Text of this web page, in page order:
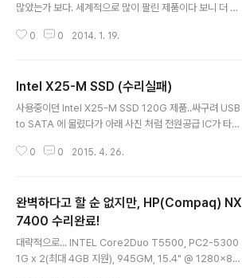
많았는가 보다. 세계적으로 많이 팔린 제품이다 보니 더 그
순 파손된 사진들만 주르륵...단가때문이였을까.. 플라스틱
에 사용한 SD슬롯 부품은 아래의 링크에서 구입가능. (가
장 일반적인 SD 슬롯과는 다르게 길이가 반토막짜리 제품
을 써야함)http://www.icbanq.com/shop/product_
함께 SD 메모리 카드도 부서진.. [▼] 간만에 포토샵.. 요렇
0 0 2014. 1. 19.
Intel X25-M SSD (수리실패)
사용중이던 Intel X25-M SSD 120G 제품..싸구려 USB
to SATA 에 물렸다가 아래 사진 처럼 전원공급 IC가 타버
른 부품에도 영향을 미쳤는지 인식이 안된다.참고한 외국
정상제품 윗면 정상제품 아랫면 고장제품 윗면 고장제품
윗면(확대) 고장제품 아랫면 고장제품 아랫면(확대)
0 0 2015. 4. 26.
완벽하다고 할 순 없지만, HP(Compaq) NX
7400 수리완료!
대략적으로... INTEL Core2Duo T5500, PC2-5300
1G x 2(최대 4GB 지원), 945GM, 15.4" @ 1280x80